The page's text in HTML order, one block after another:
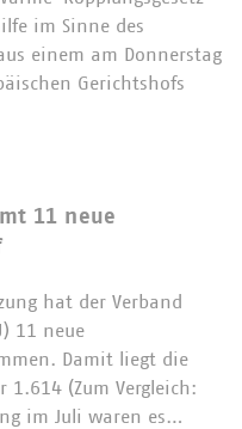
im Sinne des
einem am Donnerstag
Gerichtshofs
11 neue
hat der Verband
11 neue
Damit liegt die
(Zum Vergleich:
im Juli waren es…